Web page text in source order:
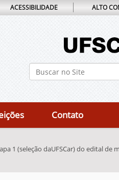
ACESSIBILIDADE ALTO
Contato
1 (seleção daUFSCar) do edital de